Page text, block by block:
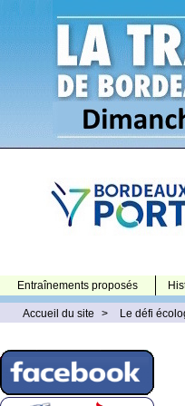
Entraînements proposés
Accueil du site > Le défi